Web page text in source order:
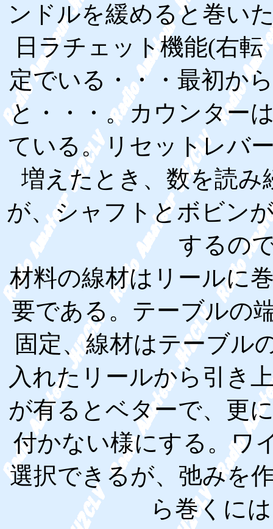
ンドルを緩めると巻い
日ラチェット機能(右
定でいる・・・最初か
と・・・。カウンター
ている。リセットレバ
増えたとき、数を読
が、シャフトとボビン
するの
材料の線材はリールに
要である。テーブルの
固定、線材はテーブル
入れたリールから引き
が有るとベターで、更
付かない様にする。ワ
選択できるが、弛みを
ら巻くに